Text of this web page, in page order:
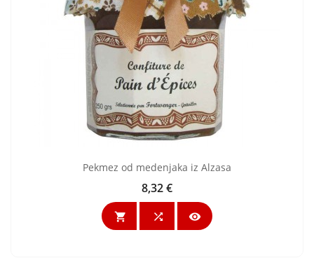
Pekmez od medenjaka iz Alzasa
Cijena
8,32 €
  